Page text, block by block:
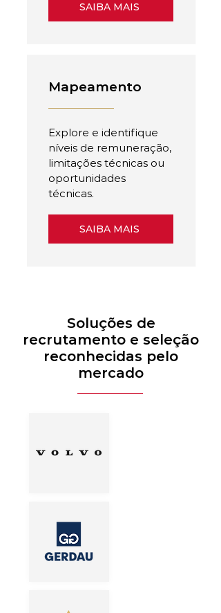
SAIBA MAIS
Mapeamento
Explore e identifique
níveis de remuneração,
limitações técnicas ou
oportunidades
técnicas.
SAIBA MAIS
Soluções de
recrutamento e seleção
reconhecidas pelo
mercado